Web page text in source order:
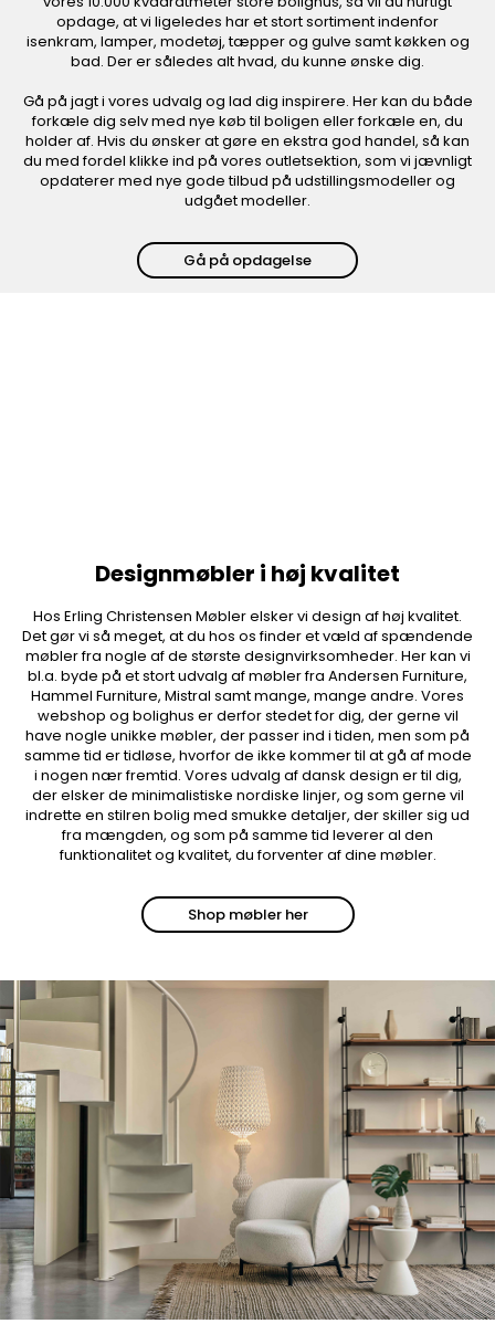
opdage, at vi ligeledes har et stort sortiment indenfor
isenkram, lamper, modetøj, tæpper og gulve samt køkken og
bad. Der er således alt hvad, du kunne ønske dig.
Gå på jagt i vores udvalg og lad dig inspirere. Her kan du både
forkæle dig selv med nye køb til boligen eller forkæle en, du
holder af. Hvis du ønsker at gøre en ekstra god handel, så kan
du med fordel klikke ind på vores outletsektion, som vi jævnligt
opdaterer med nye gode tilbud på udstillingsmodeller og
udgået modeller.
Gå på opdagelse
Designmøbler i høj kvalitet
Hos Erling Christensen Møbler elsker vi design af høj kvalitet.
Det gør vi så meget, at du hos os finder et væld af spændende
møbler fra nogle af de største designvirksomheder. Her kan vi
bl.a. byde på et stort udvalg af møbler fra Andersen Furniture,
Hammel Furniture, Mistral samt mange, mange andre. Vores
webshop og bolighus er derfor stedet for dig, der gerne vil
have nogle unikke møbler, der passer ind i tiden, men som på
samme tid er tidløse, hvorfor de ikke kommer til at gå af mode
i nogen nær fremtid. Vores udvalg af dansk design er til dig,
der elsker de minimalistiske nordiske linjer, og som gerne vil
indrette en stilren bolig med smukke detaljer, der skiller sig ud
fra mængden, og som på samme tid leverer al den
funktionalitet og kvalitet, du forventer af dine møbler.
Shop møbler her